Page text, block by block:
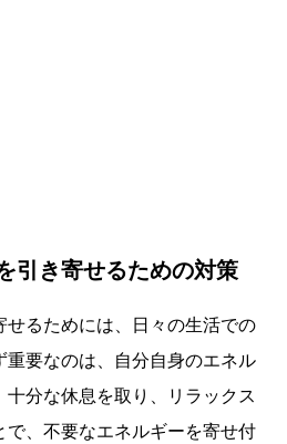
引き寄せるための対策
せるためには、日々の生活での
重要なのは、自分自身のエネル
分な休息を取り、リラックス
で、不要なエネルギーを寄せ付